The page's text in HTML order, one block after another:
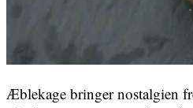
Æblekage bringer nostalgien